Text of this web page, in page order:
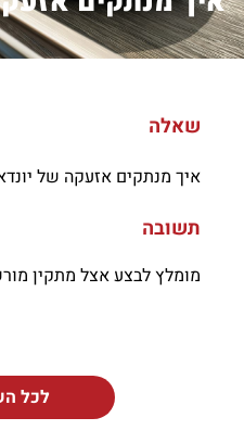
שאלה
איך מנתקים אזעקה של
תשובה
מומלץ לבצע אצל מתקין
לכל